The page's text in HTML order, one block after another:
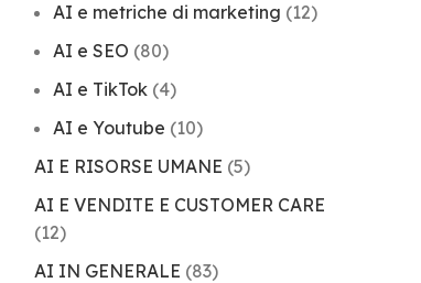
AI e metriche di marketing (12)
AI e SEO (80)
AI e TikTok(4)
AI e Youtube (10)
AI E RISORSE UMANE (5)
AI E VENDITE E CUSTOMER CARE
(12)
AI IN GENERALE (83)